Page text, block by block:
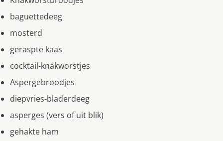
baguettedeeg
mosterd
geraspte kaas
cocktail-knakworstjes
Aspergebroodjes
diepvries-bladerdeeg
asperges (vers of uit blik)
gehakte ham